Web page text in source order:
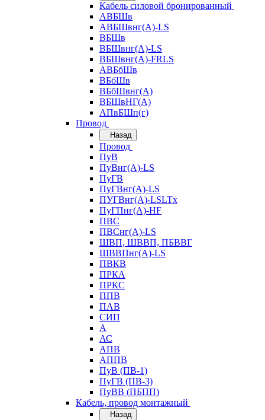
Кабель силовой бронированный
АВБШв
АВБШвнг(А)-LS
ВБШв
ВБШвнг(А)-LS
ВБШвнг(А)-FRLS
АВБбШв
ВБбШв
ВБбШвнг(А)
ВБШвНГ(А)
АПвБШп(г)
Провод
Назад
Провод
ПуВ
ПуВнг(А)-LS
ПуГВ
ПуГВнг(А)-LS
ПУГВнг(А)-LSLTx
ПуГПнг(А)-HF
ПВС
ПВСнг(А)-LS
ШВП, ШВВП, ПБВВГ
ШВВПнг(А)-LS
ПВКВ
ПРКА
ПРКС
ППВ
ПАВ
СИП
А
АС
АПВ
АППВ
ПуВ (ПВ-1)
ПуГВ (ПВ-3)
ПуВВ (ПБПП)
Кабель, провод монтажный
Назад